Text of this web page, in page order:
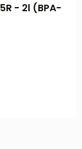
- 2l (BPA-